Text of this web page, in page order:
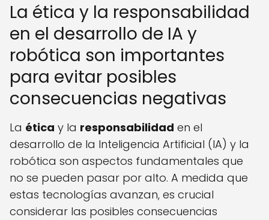
La ética y la responsabilidad
en el desarrollo de IA y
robótica son importantes
para evitar posibles
consecuencias negativas
La ética y la responsabilidad en el
desarrollo de la Inteligencia Artificial (IA) y la
robótica son aspectos fundamentales que
no se pueden pasar por alto. A medida que
estas tecnologías avanzan, es crucial
considerar las posibles consecuencias